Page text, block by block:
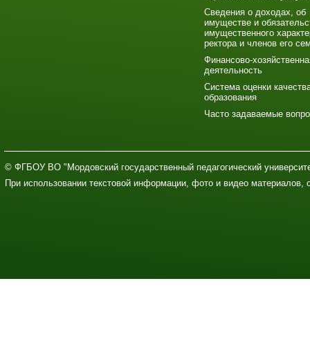
Сведения о доходах, об
имуществе и
имущественного
ректора и членов его
Финансово-
деятельность
Система оценки
образования
Часто задаваемые
© ФГБОУ ВО "Мордовский государственный педагогический
При использовании текстовой информации, фото и видео материалов,